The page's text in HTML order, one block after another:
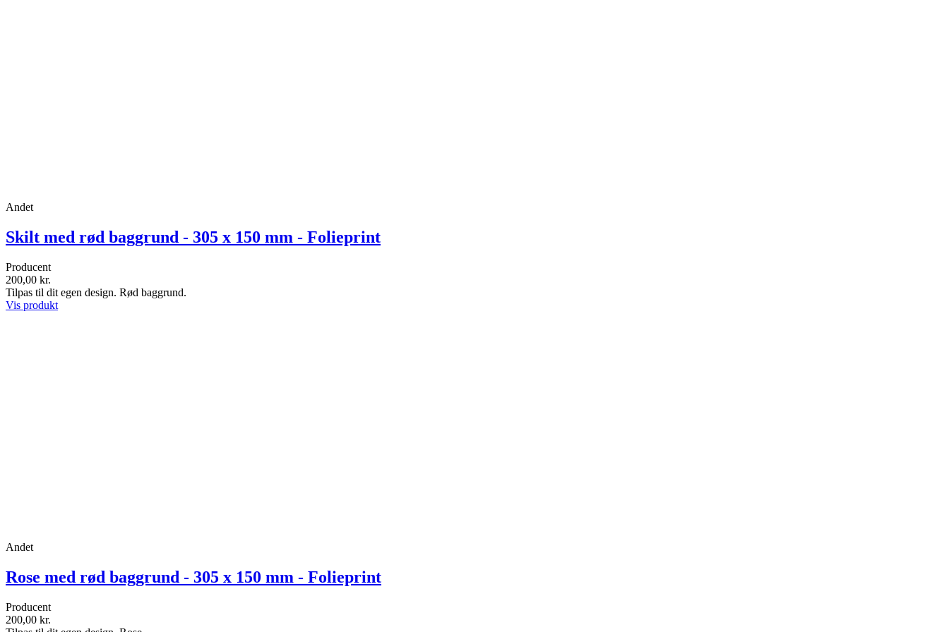
Andet
Skilt med rød baggrund - 305 x 150 mm - Folieprint
Producent
200,00 kr.
Tilpas til dit egen design. Rød baggrund.
Vis produkt
Andet
Rose med rød baggrund - 305 x 150 mm - Folieprint
Producent
200,00 kr.